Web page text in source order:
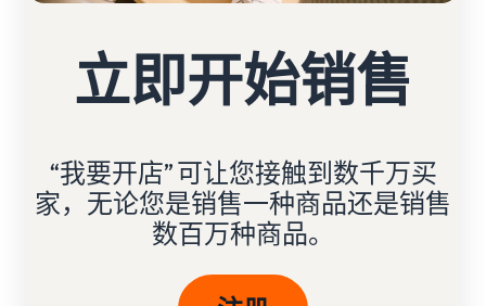
立即开始销售
“我要开店” 可让您接触到数千万买
家，无论您是销售一种商品还是销售
数百万种商品。